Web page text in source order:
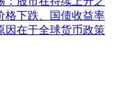
格下跌、国债收益率
因在于全球货币政策